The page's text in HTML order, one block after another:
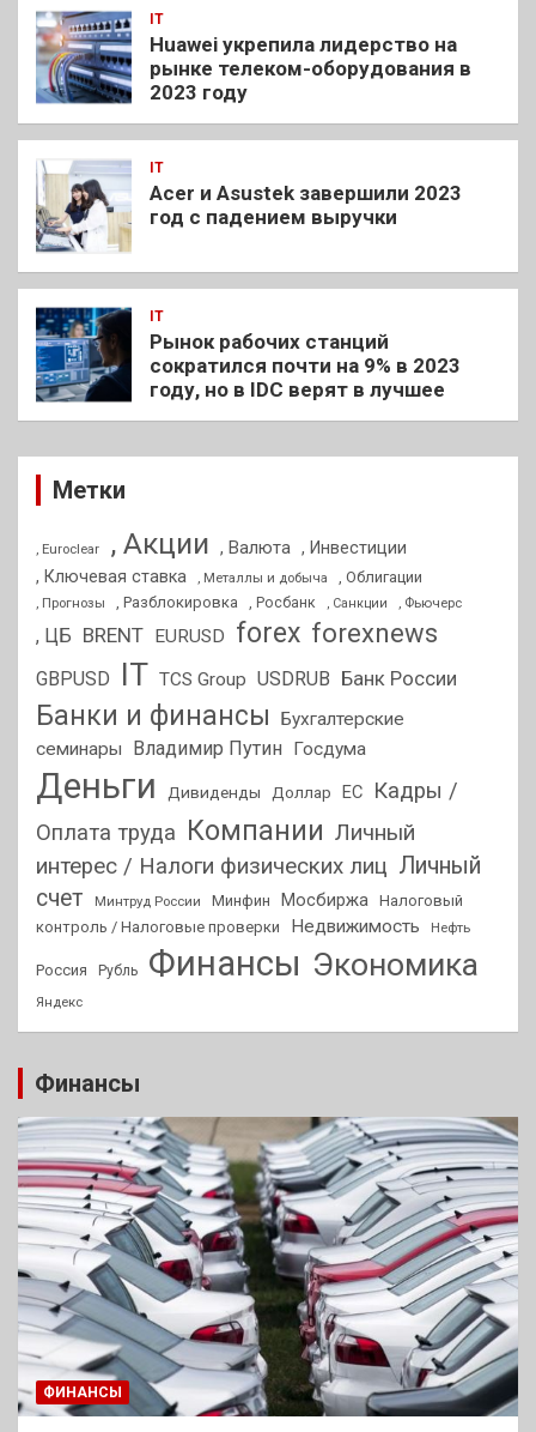
IT
Huawei укрепила лидерство на
рынке телеком-оборудования в
2023 году
IT
Acer и Asustek завершили 2023
год с падением выручки
IT
Рынок рабочих станций
сократился почти на 9% в 2023
году, но в IDC верят в лучшее
Метки
, Euroclear , Акции , Валюта
, Инвестиции
, Ключевая ставка
, Металлы и добыча , Облигации
, Прогнозы , Разблокировка , Росбанк , Санкции , Фьючерс
, ЦБ BRENT EURUSD forex forexnews
GBPUSD IT TCS Group USDRUB Банк России
Банки и финансы
Бухгалтерские
семинары
Владимир Путин Госдума
Деньги Дивиденды Доллар ЕС
Кадры /
Оплата труда Компании Личный
интерес / Налоги физических лиц Личный
счет
Минтруд России Минфин Мосбиржа
Налоговый
контроль / Налоговые проверки
Недвижимость Нефть
Россия Рубль Финансы Экономика
Яндекс
Финансы
ФИНАНСЫ